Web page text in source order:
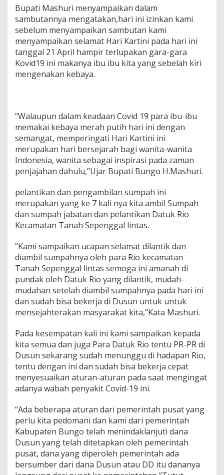
i
n
.
Bupati Mashuri menyampaikan dalam
sambutannya mengatakan,hari ini izinkan kami
sebelum menyampaikan sambutan kami
menyampaikan selamat Hari Kartini pada hari ini
tanggal 21 April hampir terlupakan gara-gara
Kovid19 ini makanya ibu ibu kita yang sebelah kiri
mengenakan kebaya.
“Walaupun dalam keadaan Covid 19 para ibu-ibu
memakai kebaya merah putih hari ini dengan
semangat, memperingati Hari Kartini ini
merupakan hari bersejarah bagi wanita-wanita
Indonesia, wanita sebagai inspirasi pada zaman
penjajahan dahulu,”Ujar Bupati Bungo H.Mashuri.
pelantikan dan pengambilan sumpah ini
merupakan yang ke 7 kali nya kita ambil Sumpah
dan sumpah jabatan dan pelantikan Datuk Rio
Kecamatan Tanah Sepenggal lintas.
“Kami sampaikan ucapan selamat dilantik dan
diambil sumpahnya oleh para Rio kecamatan
Tanah Sepenggal lintas semoga ini amanah di
pundak oleh Datuk Rio yang dilantik, mudah-
mudahan setelah diambil sumpahnya pada hari ini
dan sudah bisa bekerja di Dusun untuk untuk
mensejahterakan masyarakat kita,”Kata Mashuri.
Pada kesempatan kali ini kami sampaikan kepada
kita semua dan juga Para Datuk Rio tentu PR-PR di
Dusun sekarang sudah menunggu di hadapan Rio,
tentu dengan ini dan sudah bisa bekerja cepat
menyesuaikan aturan-aturan pada saat mengingat
adanya wabah penyakit Covid-19 ini.
“Ada beberapa aturan dari pemerintah pusat yang
perlu kita pedomani dan kami dari pemerintah
Kabupaten Bungo telah menindaklanjuti dana
Dusun yang telah ditetapkan oleh pemerintah
pusat, dana yang diperoleh pemerintah ada
bersumber dari dana Dusun atau DD itu dananya